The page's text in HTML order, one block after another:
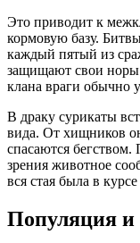
Это приводит к
кормовую базу.
каждый пятый из
защищают свои норы
клана враги обычно
В драку сурикаты
вида. От хищников
спасаются
зрения животное
вся стая была в
Популяция и